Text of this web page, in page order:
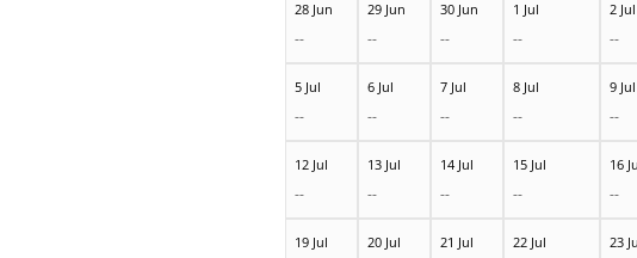
28 Jun
--
29 Jun
--
30 Jun
--
1 Jul
--
2 Jul
--
5 Jul
--
6 Jul
--
7 Jul
--
8 Jul
--
9 Jul
--
12 Jul
--
13 Jul
--
14 Jul
--
15 Jul
--
16
--
19 Jul 20 Jul 21 Jul 22 Jul 23